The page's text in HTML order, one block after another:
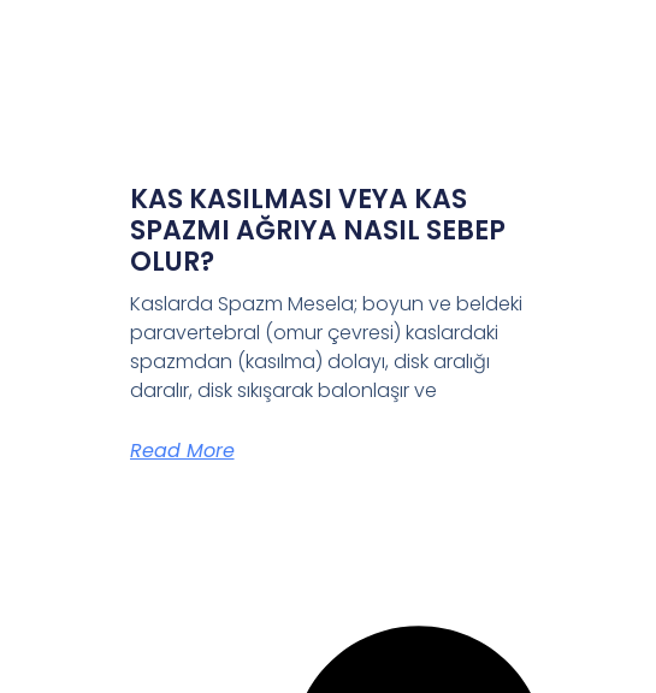
KAS KASILMASI VEYA KAS
SPAZMI AĞRIYA NASIL SEBEP
OLUR?
Kaslarda Spazm Mesela; boyun ve beldeki
paravertebral (omur çevresi) kaslardaki
spazmdan (kasılma) dolayı, disk aralığı
daralır, disk sıkışarak balonlaşır ve
Read More